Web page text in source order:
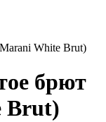
White Brut)
брют
Brut)